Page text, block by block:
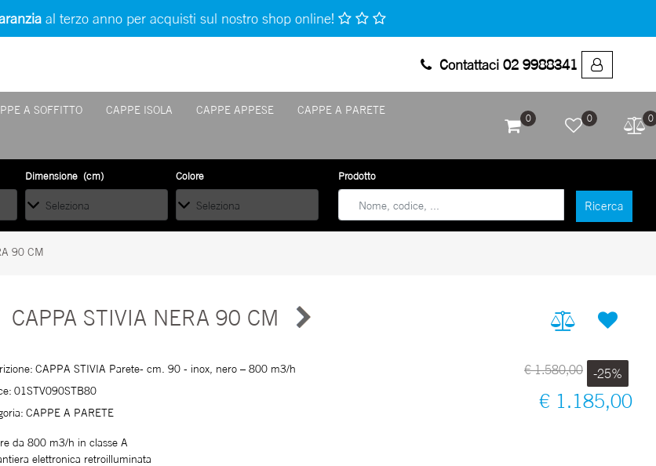
al terzo anno per acquisti sul nostro shop online!
Contattaci 02 9988341
A SOFFITTO CAPPE ISOLA CAPPE APPESE CAPPE A PARETE
0 0 0
Dimensione (cm) Colore Prodotto
90 CM
CAPPA STIVIA NERA 90 CM
CAPPA STIVIA Parete- cm. 90 - inox, nero – 800 m3/h
01STV090STB80
CAPPE A PARETE
€ 1.580,00 -25%
€ 1.185,00
da 800 m3/h in classe A
elettronica retroilluminata